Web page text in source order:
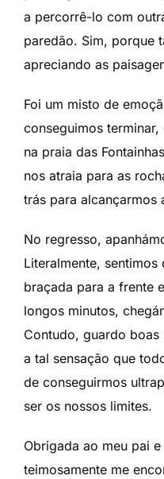
a percorrê-lo com
paredão. Sim, porque
apreciando as
Foi um misto de
conseguimos
na praia das
nos atraia para as
trás para alcançarmos
No regresso,
Literalmente, sentimos
braçada para a frente
longos minutos,
Contudo, guardo boas
a tal sensação que
de conseguirmos
ser os nossos limites.
Obrigada ao meu pai
teimosamente me